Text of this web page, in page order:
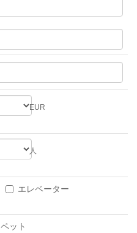
EUR
人
エレベーター
ペット